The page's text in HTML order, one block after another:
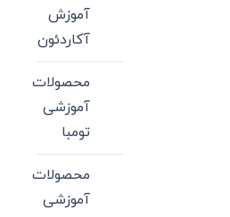
آموزش
آکاردئون
محصولات
آموزشی
تومبا
محصولات
آموزشی